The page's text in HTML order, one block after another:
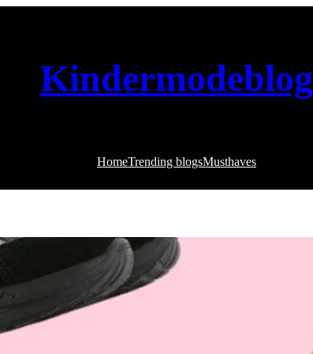
Kindermodeblog
HomeTrending blogsMusthaves